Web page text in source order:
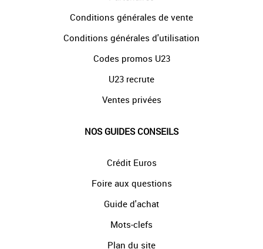
Conditions générales de vente
Conditions générales d'utilisation
Codes promos U23
U23 recrute
Ventes privées
NOS GUIDES CONSEILS
Crédit Euros
Foire aux questions
Guide d'achat
Mots-clefs
Plan du site